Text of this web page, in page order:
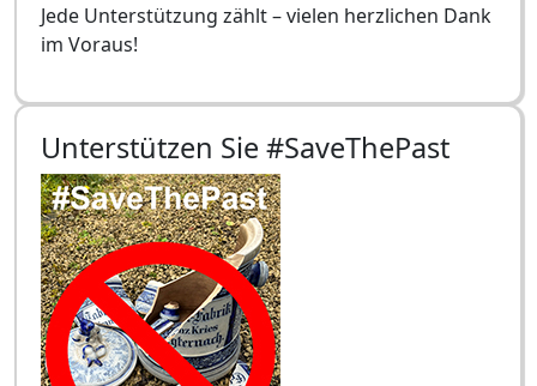
Jede Unterstützung zählt – vielen herzlichen Dank
im Voraus!
Unterstützen Sie #SaveThePast